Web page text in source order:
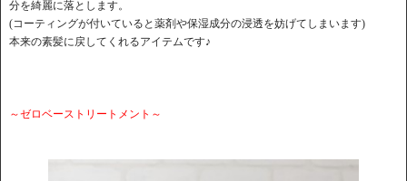
分を綺麗に落とします。
(コーティングが付いていると薬剤や保湿成分の浸透を妨げてしまいます)
本来の素髪に戻してくれるアイテムです♪
～ゼロベーストリートメント～